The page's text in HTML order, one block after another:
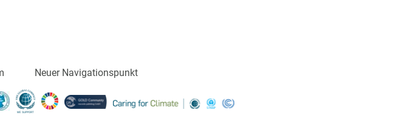
Neuer Navigationspunkt